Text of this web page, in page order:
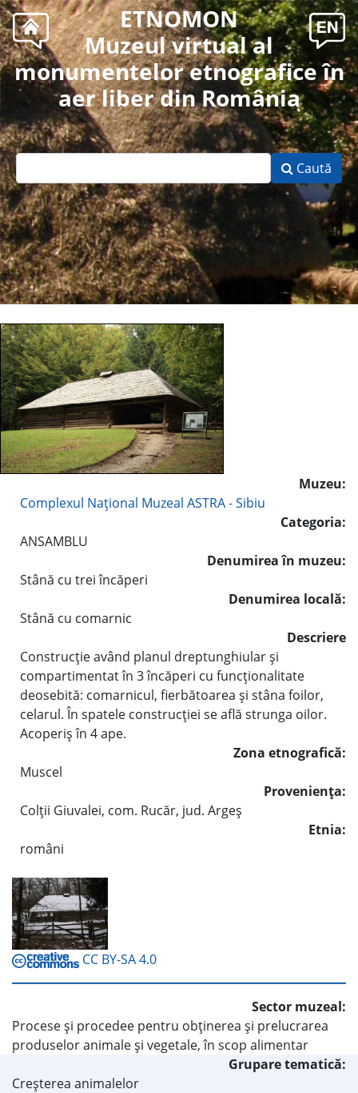
ETNOMON
Muzeul virtual al
monumentelor etnografice în
aer liber din România
Caută
Muzeu:
Complexul Naţional Muzeal ASTRA - Sibiu
Categoria:
ANSAMBLU
Denumirea în muzeu:
Stână cu trei încăperi
Denumirea locală:
Stână cu comarnic
Descriere
Construcţie având planul dreptunghiular şi
compartimentat în 3 încăperi cu funcţionalitate
deosebită: comarnicul, fierbătoarea şi stâna foilor,
celarul. În spatele construcţiei se află strunga oilor.
Acoperiş în 4 ape.
Zona etnografică:
Muscel
Provenienţa:
Colţii Giuvalei, com. Rucăr, jud. Argeş
Etnia:
români
CC BY-SA 4.0
Sector muzeal:
Procese şi procedee pentru obţinerea şi prelucrarea
produselor animale şi vegetale, în scop alimentar
Grupare tematică:
Creşterea animalelor